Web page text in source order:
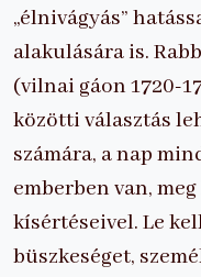
„élnivágyás”
alakulására is.
(vilnai gáon 1720-
közötti választás
számára, a nap
emberben van,
kísértéseivel. Le
büszkeséget,